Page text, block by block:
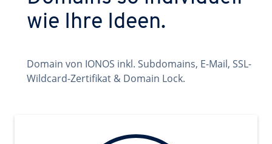
wie Ihre Ideen.
Domain von IONOS inkl. Subdomains, E-Mail, SSL-
Wildcard-Zertifikat & Domain Lock.